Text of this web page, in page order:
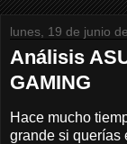
lunes, 19 de junio
Análisis
GAMING
Hace mucho
grande si querías